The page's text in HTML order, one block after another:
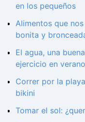
en los pequeños
Alimentos que
bonita y
El agua, una
ejercicio en verano
Correr por la
bikini
Tomar el sol: